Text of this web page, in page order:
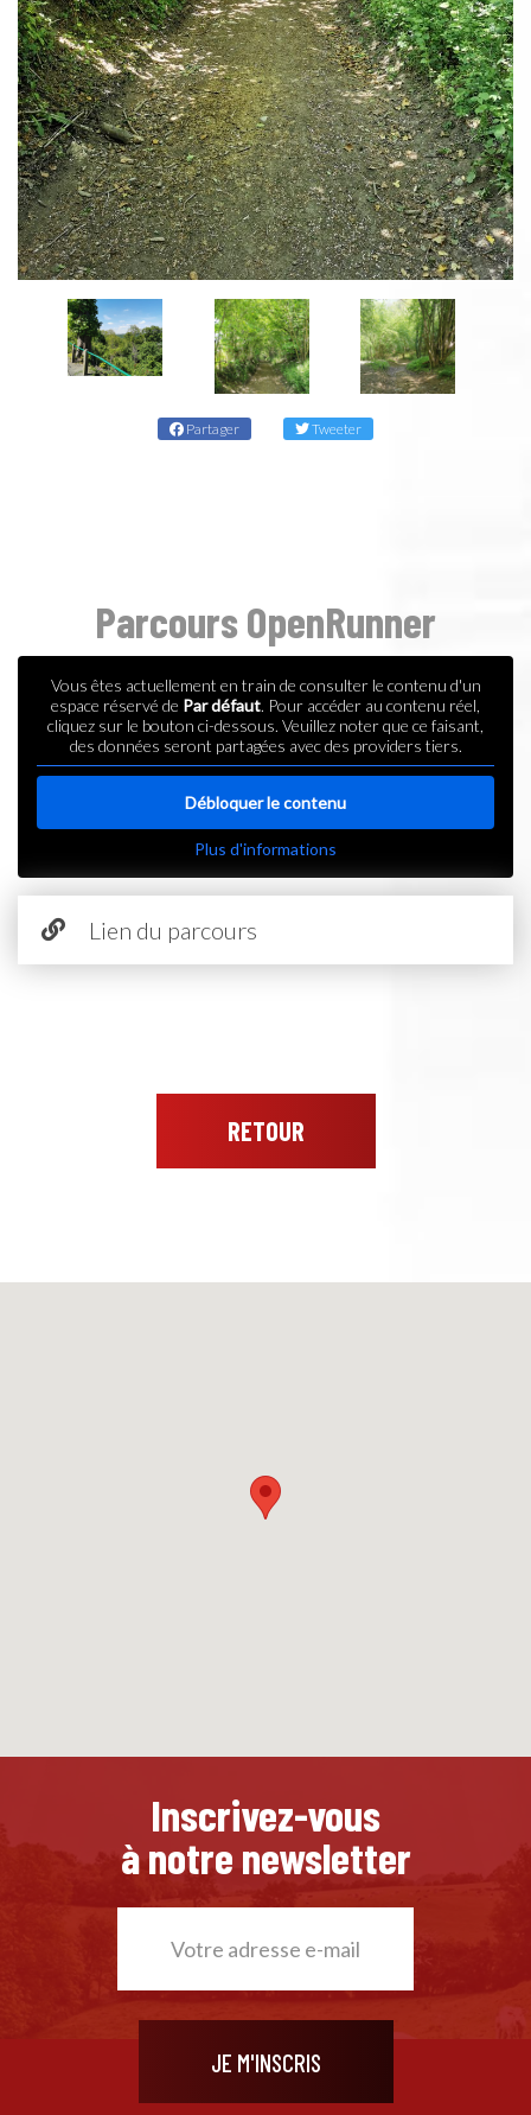
Partager Tweeter
Parcours OpenRunner
Vous êtes actuellement en train de consulter le contenu d'un
espace réservé de Par défaut. Pour accéder au contenu réel,
cliquez sur le bouton ci-dessous. Veuillez noter que ce faisant,
des données seront partagées avec des providers tiers.
Débloquer le contenu
Plus d'informations
Lien du parcours
RETOUR
Inscrivez-vous
à notre newsletter